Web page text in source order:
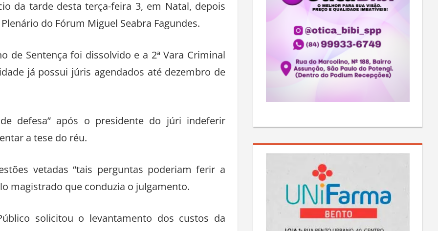
da tarde desta terça-feira 3, em Natal, depois
do Fórum Miguel Seabra Fagundes.
de Sentença foi dissolvido e a 2ª Vara Criminal
já possui júris agendados até dezembro de
defesa” após o presidente do júri indeferir
a tese do réu.
vetadas “tais perguntas poderiam ferir a
magistrado que conduzia o julgamento.
solicitou o levantamento dos custos da